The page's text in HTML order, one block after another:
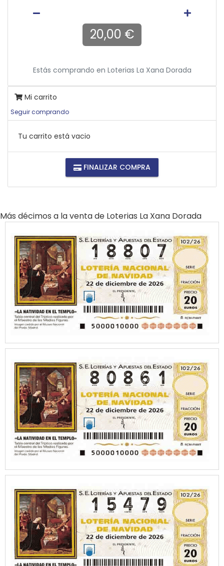
20,00 €
Estás comprando en Loterias La Xana Dorada
Mi carrito
Seguir comprando
Tu carrito está vacio
FINALIZAR COMPRA
Más décimos a la venta de Loterias La Xana Dorada